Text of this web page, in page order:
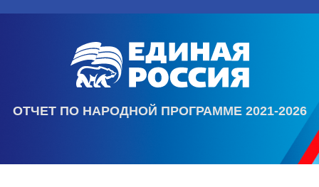
ОТЧЕТ ПО НАРОДНОЙ ПРОГРАММЕ 2021-2026